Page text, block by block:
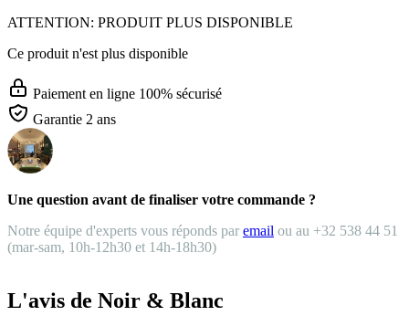
ATTENTION: PRODUIT PLUS DISPONIBLE
Ce produit n'est plus disponible
Paiement en ligne 100% sécurisé
Garantie 2 ans
Une question avant de finaliser votre commande ?
Notre équipe d'experts vous réponds par email ou au +32 538 44 51
(mar-sam, 10h-12h30 et 14h-18h30)
L'avis de Noir & Blanc